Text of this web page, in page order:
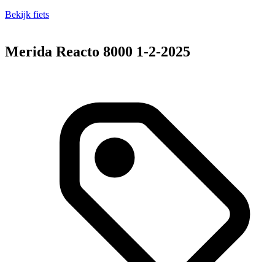
Bekijk fiets
Merida Reacto 8000 1-2-2025